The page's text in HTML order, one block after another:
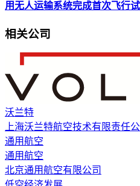
用无人运输系统完成首次飞行
相关公司
沃兰特
上海沃兰特航空技术有限责任
通用航空
通用航空
北京通用航空有限公司